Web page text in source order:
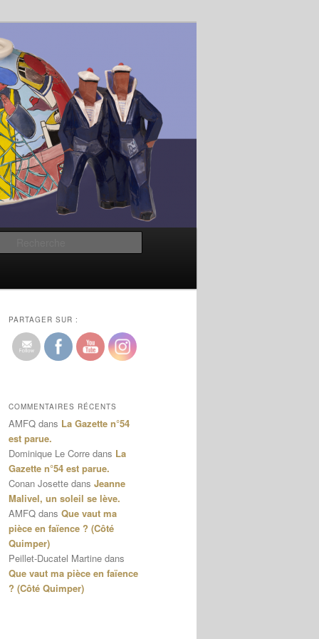
PARTAGER SUR :
COMMENTAIRES RÉCENTS
AMFQ dans La Gazette n°54
est parue.
Dominique Le Corre dans La
Gazette n°54 est parue.
Conan Josette dans Jeanne
Malivel, un soleil se lève.
AMFQ dans Que vaut ma
pièce en faïence ? (Côté
Quimper)
Peillet-Ducatel Martine dans
Que vaut ma pièce en faïence
? (Côté Quimper)